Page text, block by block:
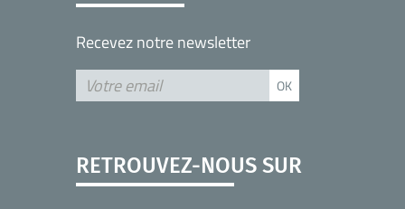
Recevez notre newsletter
RETROUVEZ-NOUS SUR